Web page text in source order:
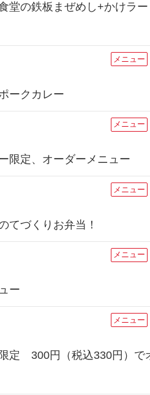
堂の鉄板まぜめし+かけラー
メニュー
ークカレー
メニュー
限定、オーダーメニュー
メニュー
てづくりお弁当！
メニュー
ー
メニュー
定 300円（税込330円）で